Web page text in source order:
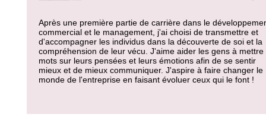
Après une première partie de carrière dans le
commercial et le management, j'ai choisi de transmettre et
d'accompagner les individus dans la découverte de soi et la
compréhension de leur vécu. J'aime aider les gens à mettre
mots sur leurs pensées et leurs émotions afin de se sentir
mieux et de mieux communiquer. J'aspire à faire changer le
monde de l'entreprise en faisant évoluer ceux qui le font !